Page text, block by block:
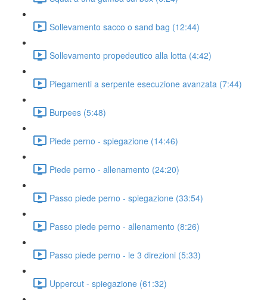
Sollevamento sacco o sand bag (12:44)
Sollevamento propedeutico alla lotta (4:42)
Piegamenti a serpente esecuzione avanzata (7:44)
Burpees (5:48)
Piede perno - spiegazione (14:46)
Piede perno - allenamento (24:20)
Passo piede perno - spiegazione (33:54)
Passo piede perno - allenamento (8:26)
Passo piede perno - le 3 direzioni (5:33)
Uppercut - spiegazione (61:32)